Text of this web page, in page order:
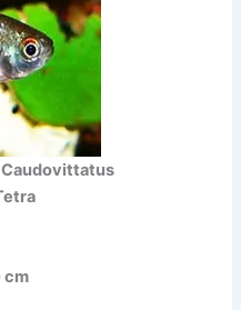
Caudovittatus
cm